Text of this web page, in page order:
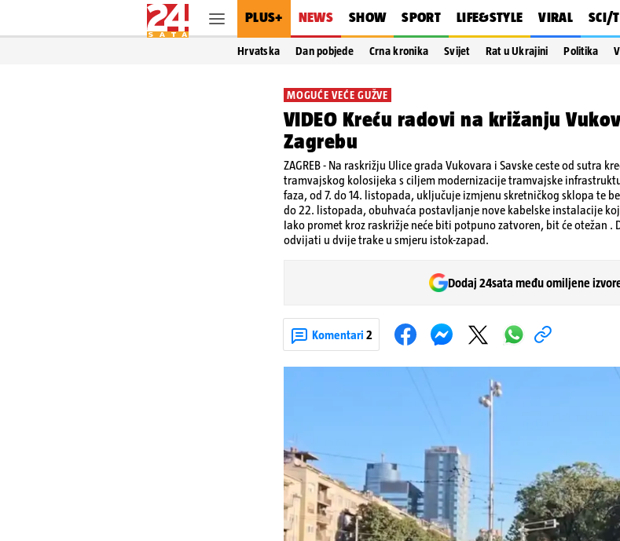
PLUS+ NEWS SHOW SPORT LIFE&STYLE VIRAL SCI/
Hrvatska Dan pobjede Crna kronika Svijet Rat u Ukrajini Politika
MOGUĆE VEĆE GUŽVE
VIDEO Kreću radovi na križanju
Zagrebu
ZAGREB - Na raskrižju Ulice grada Vukovara i Savske ceste od sutra
tramvajskog kolosijeka s ciljem modernizacije tramvajske
faza, od 7. do 14. listopada, uključuje izmjenu skretničkog sklopa te
do 22. listopada, obuhvaća postavljanje nove kabelske instalacije
Iako promet kroz raskrižje neće biti potpuno zatvoren, bit će otežan .
odvijati u dvije trake u smjeru istok-zapad.
Dodaj 24sata među omiljene
Komentari 2